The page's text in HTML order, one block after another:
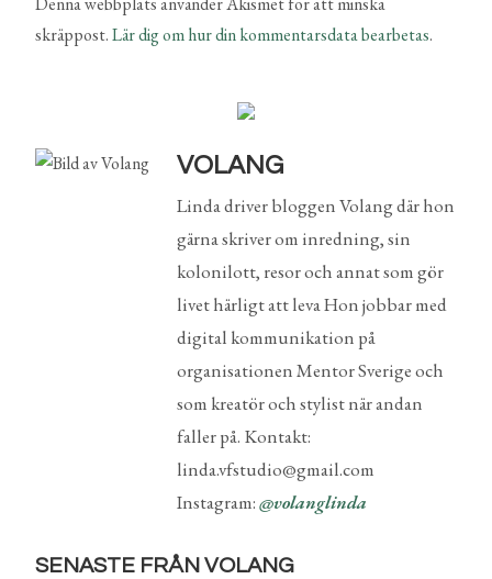
skräppost.Lär dig om hur din kommentarsdata bearbetas.
VOLANG
Linda driver bloggen Volang där hon
gärna skriver om inredning, sin
kolonilott, resor och annat som gör
livet härligt att leva Hon jobbar med
digital kommunikation på
organisationen Mentor Sverige och
som kreatör och stylist när andan
faller på. Kontakt:
linda.vfstudio@gmail.com
Instagram:@volanglinda
SENASTE FRÅN VOLANG